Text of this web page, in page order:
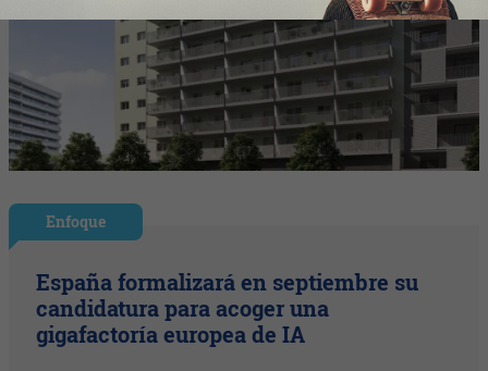
Enfoque
España formalizará en septiembre su
candidatura para acoger una
gigafactoría europea de IA